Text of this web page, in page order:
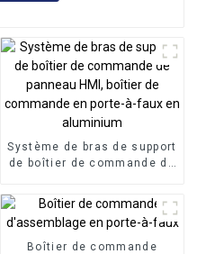
Système de bras de support
de boîtier de commande de
commande en porte-à-faux
en aluminium
Boîtier de commande